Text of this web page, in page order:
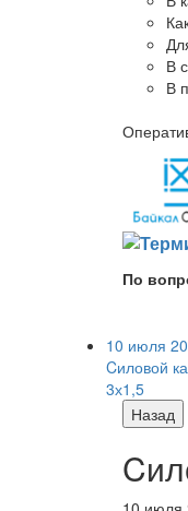
В
В
По
10 июля
Cиловой
3х1,5
Назад